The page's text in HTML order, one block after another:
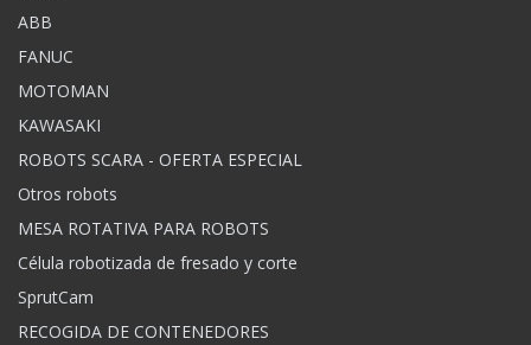
ABB
FANUC
MOTOMAN
KAWASAKI
ROBOTS SCARA - OFERTA ESPECIAL
Otros robots
MESA ROTATIVA PARA ROBOTS
Célula robotizada de fresado y corte
SprutCam
RECOGIDA DE CONTENEDORES